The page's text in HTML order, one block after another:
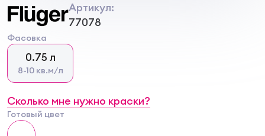
Артикул:
77078
Фасовка
0.75 л
8-10 кв.м/л
Сколько мне нужно краски?
Готовый цвет